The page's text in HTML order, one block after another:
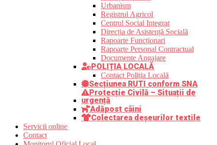
Urbanism
Registrul Agricol
Centrul Social Integrat
Direcția de Asistență Socială
Rapoarte Funcționari
Rapoarte Personal Contractual
Documente Angajare
POLIȚIA LOCALĂ
Contact Poliția Locală
Secțiunea RUTI conform SNA
Protecție Civilă – Situații de
urgență
Adăpost câini
Colectarea deșeurilor textile
Servicii online
Contact